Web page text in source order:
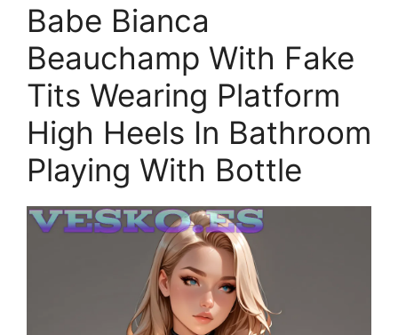
Babe Bianca
Beauchamp With Fake
Tits Wearing Platform
High Heels In Bathroom
Playing With Bottle